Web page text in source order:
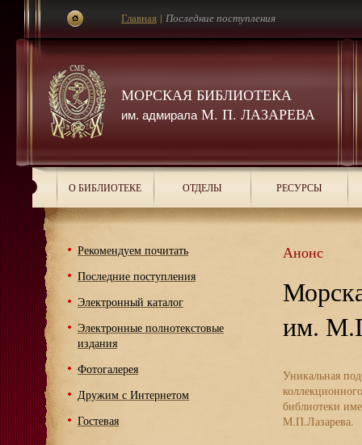
МОРСКАЯ БИБЛИОТЕКА
им. адмиралаМ. П. ЛАЗАРЕВА
Главная | Последние поступления
О БИБЛИОТЕКЕ ОТДЕЛЫ РЕСУРСЫ
Рекомендуем почитать
Последние поступления
Электронный каталог
Электронные полнотекстовые
издания
Фотогалерея
Дружим с Интернетом
Гостевая
Анонс
им.
Уникальная
библиотеки
М.П.Лазарева.